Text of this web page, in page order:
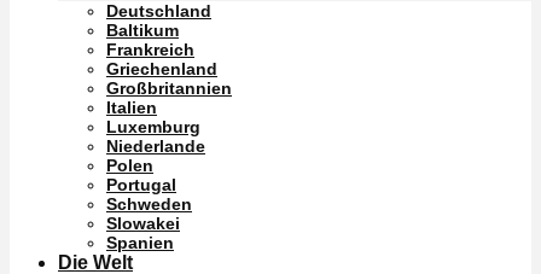
Deutschland
Baltikum
Frankreich
Griechenland
Großbritannien
Italien
Luxemburg
Niederlande
Polen
Portugal
Schweden
Slowakei
Spanien
Die Welt